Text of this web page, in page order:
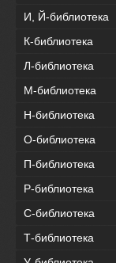
И, Й-библиотека
К-библиотека
Л-библиотека
М-библиотека
Н-библиотека
О-библиотека
П-библиотека
Р-библиотека
С-библиотека
Т-библиотека